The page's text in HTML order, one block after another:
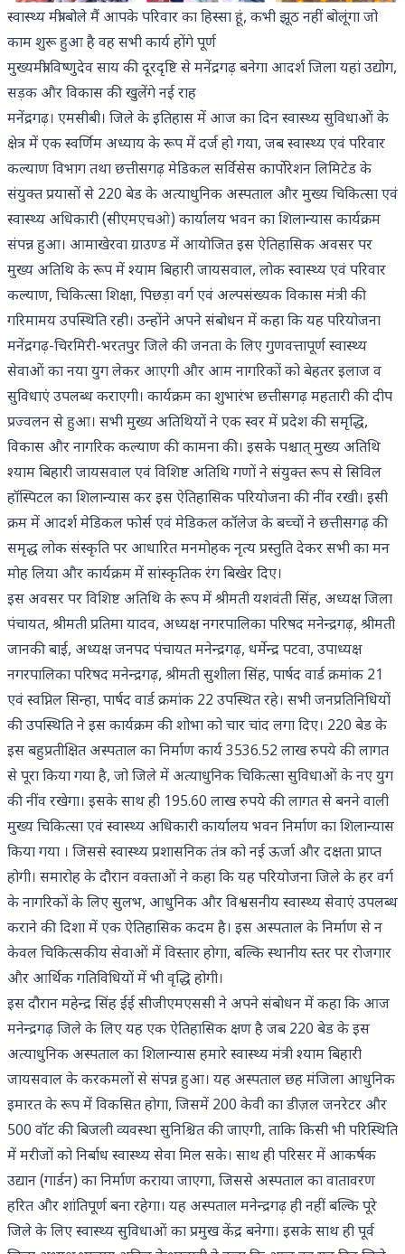
स्वास्थ्य मंत्री बोले मैं आपके परिवार का हिस्सा हूं, कभी झूठ नहीं बोलूंगा जो
काम शुरू हुआ है वह सभी कार्य होंगे पूर्ण
मुख्यमंत्री विष्णुदेव साय की दूरदृष्टि से मनेंद्रगढ़ बनेगा आदर्श जिला यहां उद्योग,
सड़क और विकास की खुलेंगे नई राह
मनेंद्रगढ़। एमसीबी। जिले के इतिहास में आज का दिन स्वास्थ्य सुविधाओं के
क्षेत्र में एक स्वर्णिम अध्याय के रूप में दर्ज हो गया, जब स्वास्थ्य एवं परिवार
कल्याण विभाग तथा छत्तीसगढ़ मेडिकल सर्विसेस कार्पाेरेशन लिमिटेड के
संयुक्त प्रयासों से 220 बेड के अत्याधुनिक अस्पताल और मुख्य चिकित्सा एवं
स्वास्थ्य अधिकारी (सीएमएचओ) कार्यालय भवन का शिलान्यास कार्यक्रम
संपन्न हुआ। आमाखेरवा ग्राउण्ड में आयोजित इस ऐतिहासिक अवसर पर
मुख्य अतिथि के रूप में श्याम बिहारी जायसवाल, लोक स्वास्थ्य एवं परिवार
कल्याण, चिकित्सा शिक्षा, पिछड़ा वर्ग एवं अल्पसंख्यक विकास मंत्री की
गरिमामय उपस्थिति रही। उन्होंने अपने संबोधन में कहा कि यह परियोजना
मनेंद्रगढ़-चिरमिरी-भरतपुर जिले की जनता के लिए गुणवत्तापूर्ण स्वास्थ्य
सेवाओं का नया युग लेकर आएगी और आम नागरिकों को बेहतर इलाज व
सुविधाएं उपलब्ध कराएगी। कार्यक्रम का शुभारंभ छत्तीसगढ़ महतारी की दीप
प्रज्वलन से हुआ। सभी मुख्य अतिथियों ने एक स्वर में प्रदेश की समृद्धि,
विकास और नागरिक कल्याण की कामना की। इसके पश्चात् मुख्य अतिथि
श्याम बिहारी जायसवाल एवं विशिष्ट अतिथि गणों ने संयुक्त रूप से सिविल
हॉस्पिटल का शिलान्यास कर इस ऐतिहासिक परियोजना की नींव रखी। इसी
क्रम में आदर्श मेडिकल फोर्स एवं मेडिकल कॉलेज के बच्चों ने छत्तीसगढ़ की
समृद्ध लोक संस्कृति पर आधारित मनमोहक नृत्य प्रस्तुति देकर सभी का मन
मोह लिया और कार्यक्रम में सांस्कृतिक रंग बिखेर दिए।
इस अवसर पर विशिष्ट अतिथि के रूप में श्रीमती यशवंती सिंह, अध्यक्ष जिला
पंचायत, श्रीमती प्रतिमा यादव, अध्यक्ष नगरपालिका परिषद मनेन्द्रगढ़, श्रीमती
जानकी बाई, अध्यक्ष जनपद पंचायत मनेन्द्रगढ़, धर्मेन्द्र पटवा, उपाध्यक्ष
नगरपालिका परिषद मनेन्द्रगढ़, श्रीमती सुशीला सिंह, पार्षद वार्ड क्रमांक 21
एवं स्वप्निल सिन्हा, पार्षद वार्ड क्रमांक 22 उपस्थित रहे। सभी जनप्रतिनिधियों
की उपस्थिति ने इस कार्यक्रम की शोभा को चार चांद लगा दिए। 220 बेड के
इस बहुप्रतीक्षित अस्पताल का निर्माण कार्य 3536.52 लाख रुपये की लागत
से पूरा किया गया है, जो जिले में अत्याधुनिक चिकित्सा सुविधाओं के नए युग
की नींव रखेगा। इसके साथ ही 195.60 लाख रुपये की लागत से बनने वाली
मुख्य चिकित्सा एवं स्वास्थ्य अधिकारी कार्यालय भवन निर्माण का शिलान्यास
किया गया । जिससे स्वास्थ्य प्रशासनिक तंत्र को नई ऊर्जा और दक्षता प्राप्त
होगी। समारोह के दौरान वक्ताओं ने कहा कि यह परियोजना जिले के हर वर्ग
के नागरिकों के लिए सुलभ, आधुनिक और विश्वसनीय स्वास्थ्य सेवाएं उपलब्ध
कराने की दिशा में एक ऐतिहासिक कदम है। इस अस्पताल के निर्माण से न
केवल चिकित्सकीय सेवाओं में विस्तार होगा, बल्कि स्थानीय स्तर पर रोजगार
और आर्थिक गतिविधियों में भी वृद्धि होगी।
इस दौरान महेन्द्र सिंह ईई सीजीएमएससी ने अपने संबोधन में कहा कि आज
मनेन्द्रगढ़ जिले के लिए यह एक ऐतिहासिक क्षण है जब 220 बेड के इस
अत्याधुनिक अस्पताल का शिलान्यास हमारे स्वास्थ्य मंत्री श्याम बिहारी
जायसवाल के करकमलों से संपन्न हुआ। यह अस्पताल छह मंजिला आधुनिक
इमारत के रूप में विकसित होगा, जिसमें 200 केवी का डीज़ल जनरेटर और
500 वॉट की बिजली व्यवस्था सुनिश्चित की जाएगी, ताकि किसी भी परिस्थिति
में मरीजों को निर्बाध स्वास्थ्य सेवा मिल सके। साथ ही परिसर में आकर्षक
उद्यान (गार्डन) का निर्माण कराया जाएगा, जिससे अस्पताल का वातावरण
हरित और शांतिपूर्ण बना रहेगा। यह अस्पताल मनेन्द्रगढ़ ही नहीं बल्कि पूरे
जिले के लिए स्वास्थ्य सुविधाओं का प्रमुख केंद्र बनेगा। इसके साथ ही पूर्व